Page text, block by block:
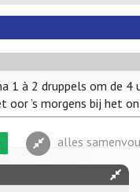
1 à 2 druppels om de 4
’s morgens bij het
alles